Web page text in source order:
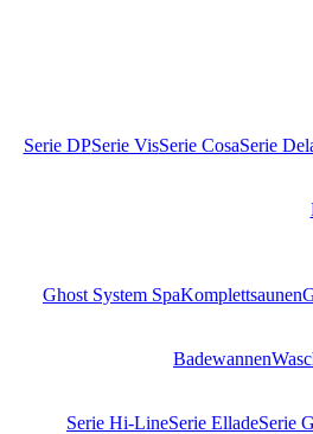
Serie DPSerie VisSerie CosaSerie
Ghost System SpaKomplettsaunen
Badewannen
Serie Hi-LineSerie ElladeSerie